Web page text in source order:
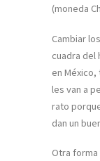
(moneda
Cambiar
cuadra del
en México,
les van a
rato
dan un
Otra